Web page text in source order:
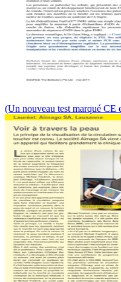
(Un nouveau test marqué CE